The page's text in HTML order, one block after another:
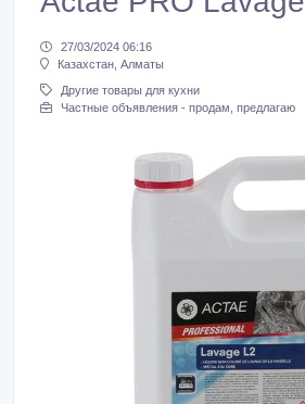
27/03/2024 06:16
Казахстан, Алматы
Другие товары для кухни
Частные объявления - продам, предлагаю